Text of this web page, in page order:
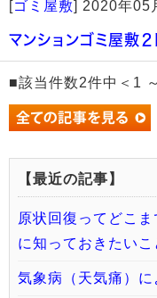
[ゴミ屋敷] 2020年05
マンションゴミ屋敷
■該当件数2件中＜1
【最近の記事】
原状回復ってどこ
に知っておきたいこ
気象病（天気痛）